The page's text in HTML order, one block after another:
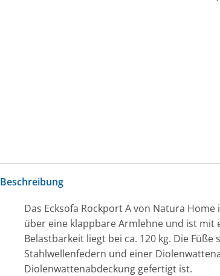
Beschreibung
Das Ecksofa Rockport A von Natura
über eine klappbare Armlehne und ist mit
Belastbarkeit liegt bei ca. 120 kg. Die
Stahlwellenfedern und einer
Diolenwattenabdeckung gefertigt ist.